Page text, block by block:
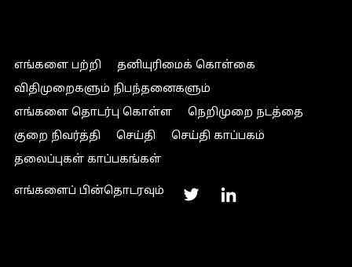
எங்களை பற்றி
தனியுரிமைக் கொள்கை
விதிமுறைகளும் நிபந்தனைகளும்
எங்களை தொடர்பு கொள்ள
நெறிமுறை நடத்தை
குறை நிவர்த்தி
செய்தி
செய்தி காப்பகம்
தலைப்புகள் காப்பகங்கள்
எங்களைப் பின்தொடரவும்